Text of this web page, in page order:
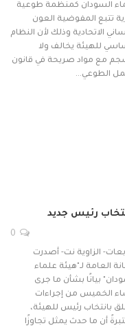
السودان كمنظمة طوعية
تتبع المفوضية العون
الاتحادية وذلك لأن النظام
للهيئة يخالف ولا
مع مواد صريحة في قانون
الطوعي…
رئيس جديد
الزاوية نت- أصدرت
العامة لـ"هيئة علماء
بيانًا بشأن ما جرى
الخميس من إجراءات
بانتخاب رئيس للهيئة،
أن ما حدث يمثل تجاوزًا